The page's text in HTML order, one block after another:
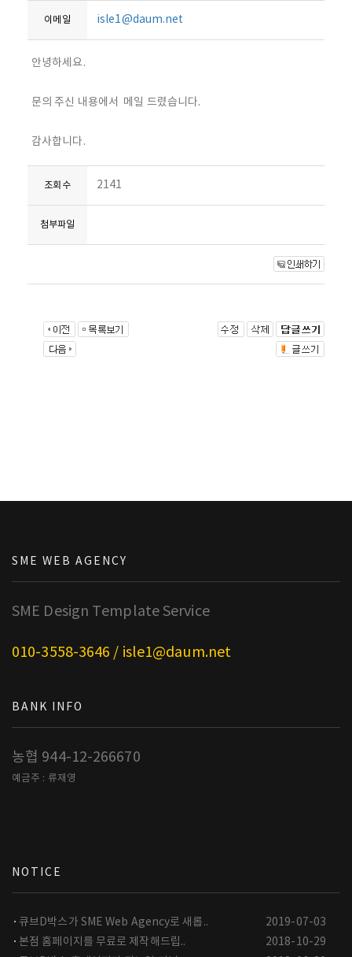
이메일 isle1@daum.net
안녕하세요.
문의 주신 내용에서 메일 드렸습니다.
감사합니다.
조회수 2141
첨부파일
SME WEB AGENCY
SME Design Template Service
010-3558-3646 / isle1@daum.net
BANK INFO
농협 944-12-266670
예금주 : 류재영
NOTICE
큐브D박스가 SME Web Agency로 새롭..
2019-07-03
본점 홈페이지를 무료로 제작해드립..
2018-10-29